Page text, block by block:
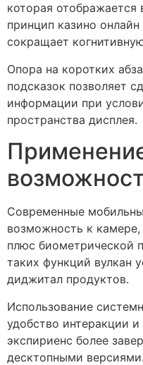
которая
принцип казино
сокращает
Опора на коротких
подсказок позволяет
информации при
пространства дисплея.
Современные
возможность к
плюс биометрической
таких функций вулкан
диджитал продуктов.
Использование
удобство интеракции
экспириенс более
десктопными версиями.